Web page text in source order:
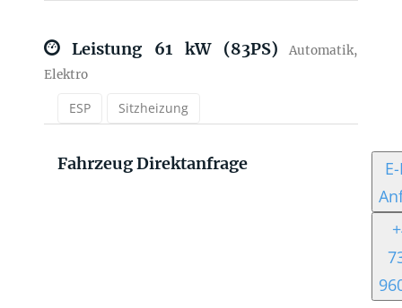
Leistung 61 kW (83PS) Automatik,
Elektro
ESP Sitzheizung
Fahrzeug Direktanfrage